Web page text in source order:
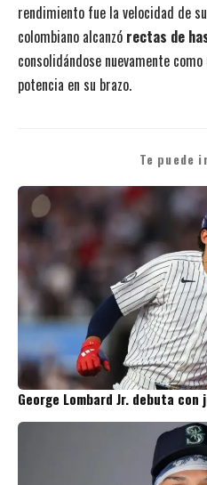
rendimiento fue la velocidad de
colombiano alcanzó rectas de
consolidándose nuevamente
potencia en su brazo.
Te puede
George Lombard Jr. debuta con